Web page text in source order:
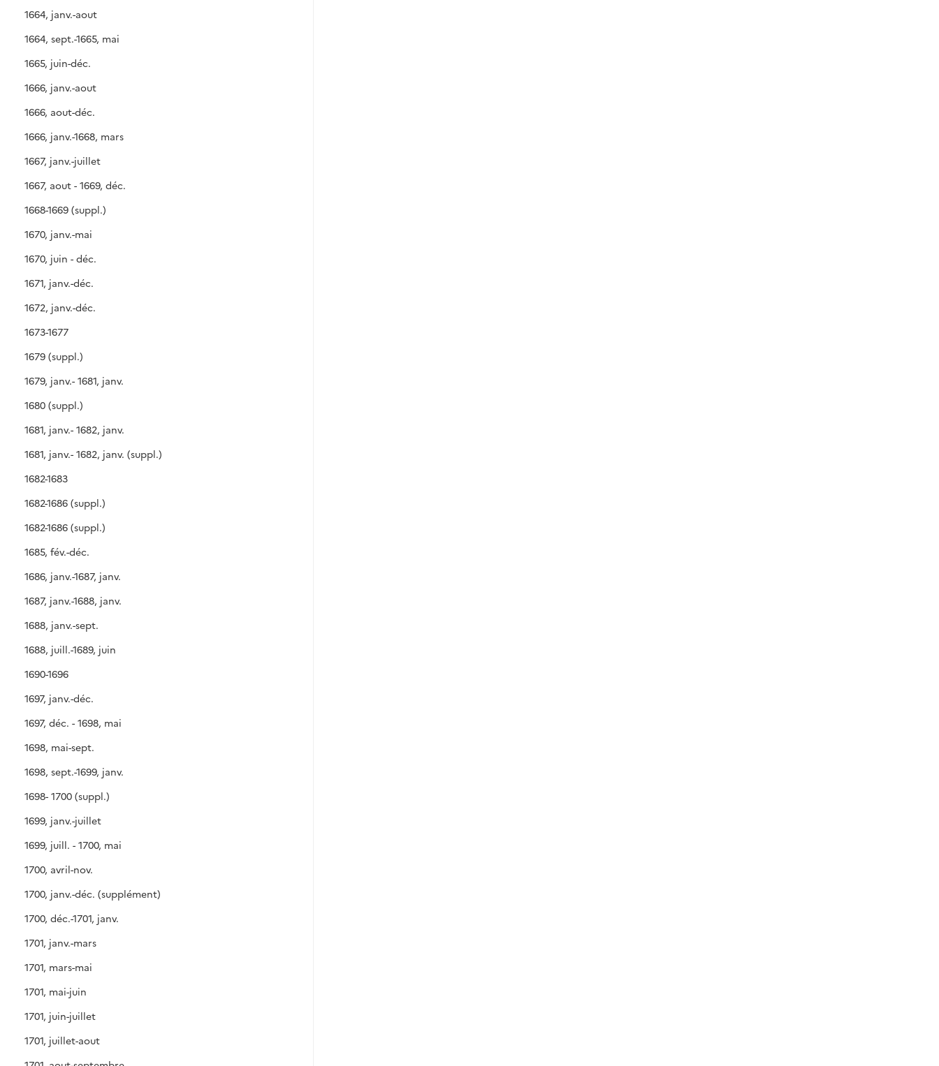
1664, janv.-aout
1664, sept.-1665, mai
1665, juin-déc.
1666, janv.-aout
1666, aout-déc.
1666, janv.-1668, mars
1667, janv.-juillet
1667, aout - 1669, déc.
1668-1669 (suppl.)
1670, janv.-mai
1670, juin - déc.
1671, janv.-déc.
1672, janv.-déc.
1673-1677
1679 (suppl.)
1679, janv.- 1681, janv.
1680 (suppl.)
1681, janv.- 1682, janv.
1681, janv.- 1682, janv. (suppl.)
1682-1683
1682-1686 (suppl.)
1682-1686 (suppl.)
1685, fév.-déc.
1686, janv.-1687, janv.
1687, janv.-1688, janv.
1688, janv.-sept.
1688, juill.-1689, juin
1690-1696
1697, janv.-déc.
1697, déc. - 1698, mai
1698, mai-sept.
1698, sept.-1699, janv.
1698- 1700 (suppl.)
1699, janv.-juillet
1699, juill. - 1700, mai
1700, avril-nov.
1700, janv.-déc. (supplément)
1700, déc.-1701, janv.
1701, janv.-mars
1701, mars-mai
1701, mai-juin
1701, juin-juillet
1701, juillet-aout